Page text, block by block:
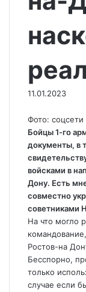
11.01.2023
Фото: соцсети
Бойцы 1-го
документы, в
войсками в
Дону. Есть
совместно
советниками
На что могло
Ростов-на
Бесспорно,
только
случае если